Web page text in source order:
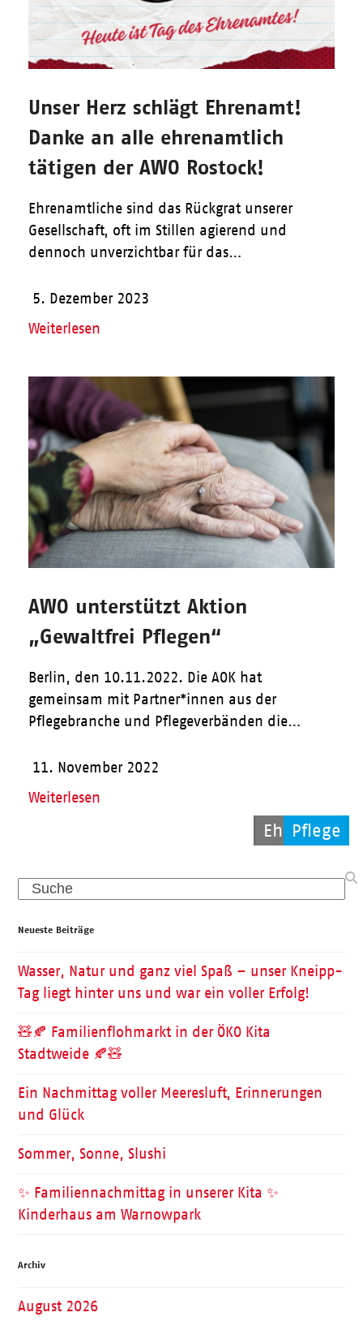
Allgemein
Ehrenamt
Unser Herz schlägt Ehrenamt!
Danke an alle ehrenamtlich
tätigen der AWO Rostock!
Ehrenamtliche sind das Rückgrat unserer
Gesellschaft, oft im Stillen agierend und
dennoch unverzichtbar für das…
5. Dezember 2023
Weiterlesen
Pflege
AWO unterstützt Aktion
„Gewaltfrei Pflegen“
Berlin, den 10.11.2022. Die AOK hat
gemeinsam mit Partner*innen aus der
Pflegebranche und Pflegeverbänden die…
11. November 2022
Weiterlesen
Search
Neueste Beiträge
Wasser, Natur und ganz viel Spaß – unser Kneipp-
Tag liegt hinter uns und war ein voller Erfolg!
🧸🍂 Familienflohmarkt in der ÖKO Kita
Stadtweide 🍂🧸
Ein Nachmittag voller Meeresluft, Erinnerungen
und Glück
Sommer, Sonne, Slushi
✨ Familiennachmittag in unserer Kita ✨
Kinderhaus am Warnowpark
Archiv
August 2026